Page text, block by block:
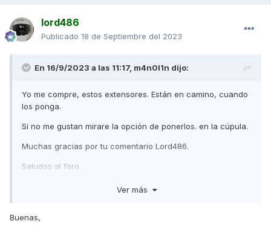
lord486
Publicado 18 de Septiembre del 2023
En 16/9/2023 a las 11:17, m4n0l1n dijo:
Yo me compre, estos extensores. Están en camino, cuando
los ponga.
Si no me gustan mirare la opción de ponerlos. en la cúpula.
Muchas gracias por tu comentario Lord486.
Saludos al foro.
motocicleta-vertical/dp/B07TJDS4Q5/?
Ver más
Buenas,